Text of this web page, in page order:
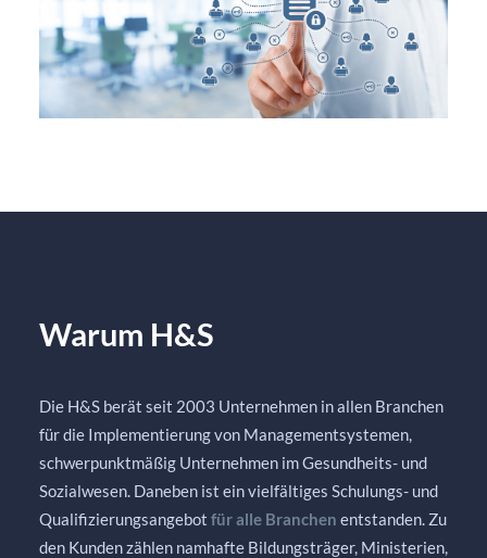
Warum H&S
Die H&S berät seit 2003 Unternehmen in allen Branchen
für die Implementierung von Managementsystemen,
schwerpunktmäßig Unternehmen im Gesundheits- und
Sozialwesen. Daneben ist ein vielfältiges Schulungs- und
Qualifizierungsangebot für alle Branchen entstanden. Zu
den Kunden zählen namhafte Bildungsträger, Ministerien,